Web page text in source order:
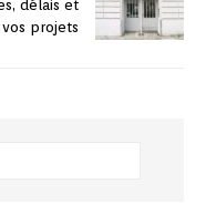
délais et
projets